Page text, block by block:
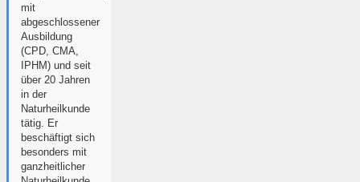
mit
abgeschlossener
Ausbildung
(CPD, CMA,
IPHM) und seit
über 20 Jahren
in der
Naturheilkunde
tätig. Er
beschäftigt sich
besonders mit
ganzheitlicher